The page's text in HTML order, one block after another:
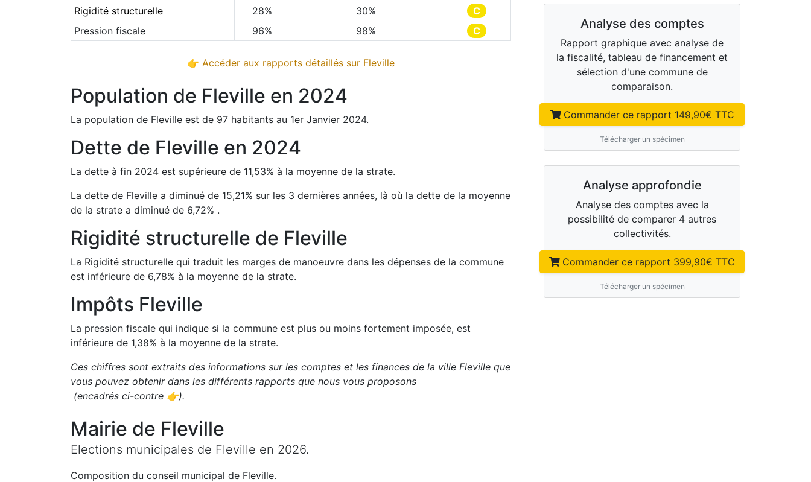
Rigidité structurelle
28% 30%
C
Pression fiscale
96% 98% C
👉 Accéder aux rapports détaillés sur Fleville
Population de Fleville en 2024
La population de Fleville est de 97 habitants au 1er Janvier 2024.
Dette de Fleville en 2024
La dette à fin 2024 est supérieure de 11,53% à la moyenne de la strate.
La dette de Fleville a diminué de 15,21% sur les 3 dernières années, là où la dette de la moyenne
de la strate a diminué de 6,72% .
Rigidité structurelle de Fleville
La Rigidité structurelle qui traduit les marges de manoeuvre dans les dépenses de la commune
est inférieure de 6,78% à la moyenne de la strate.
Impôts Fleville
La pression fiscale qui indique si la commune est plus ou moins fortement imposée, est
inférieure de 1,38% à la moyenne de la strate.
Ces chiffres sont extraits des informations sur les comptes et les finances de la ville Fleville que
vous pouvez obtenir dans les différents rapports que nous vous proposons
(encadrés ci-contre 👉).
Mairie de Fleville
Elections municipales de Fleville en 2026.
Composition du conseil municipal de Fleville.
Analyse des comptes
Rapport graphique avec analyse de
la fiscalité, tableau de financement et
sélection d'une commune de
comparaison.
Commander ce rapport 149,90€ TTC
Télécharger un spécimen
Analyse approfondie
Analyse des comptes avec la
possibilité de comparer 4 autres
collectivités.
Commander ce rapport 399,90€ TTC
Télécharger un spécimen